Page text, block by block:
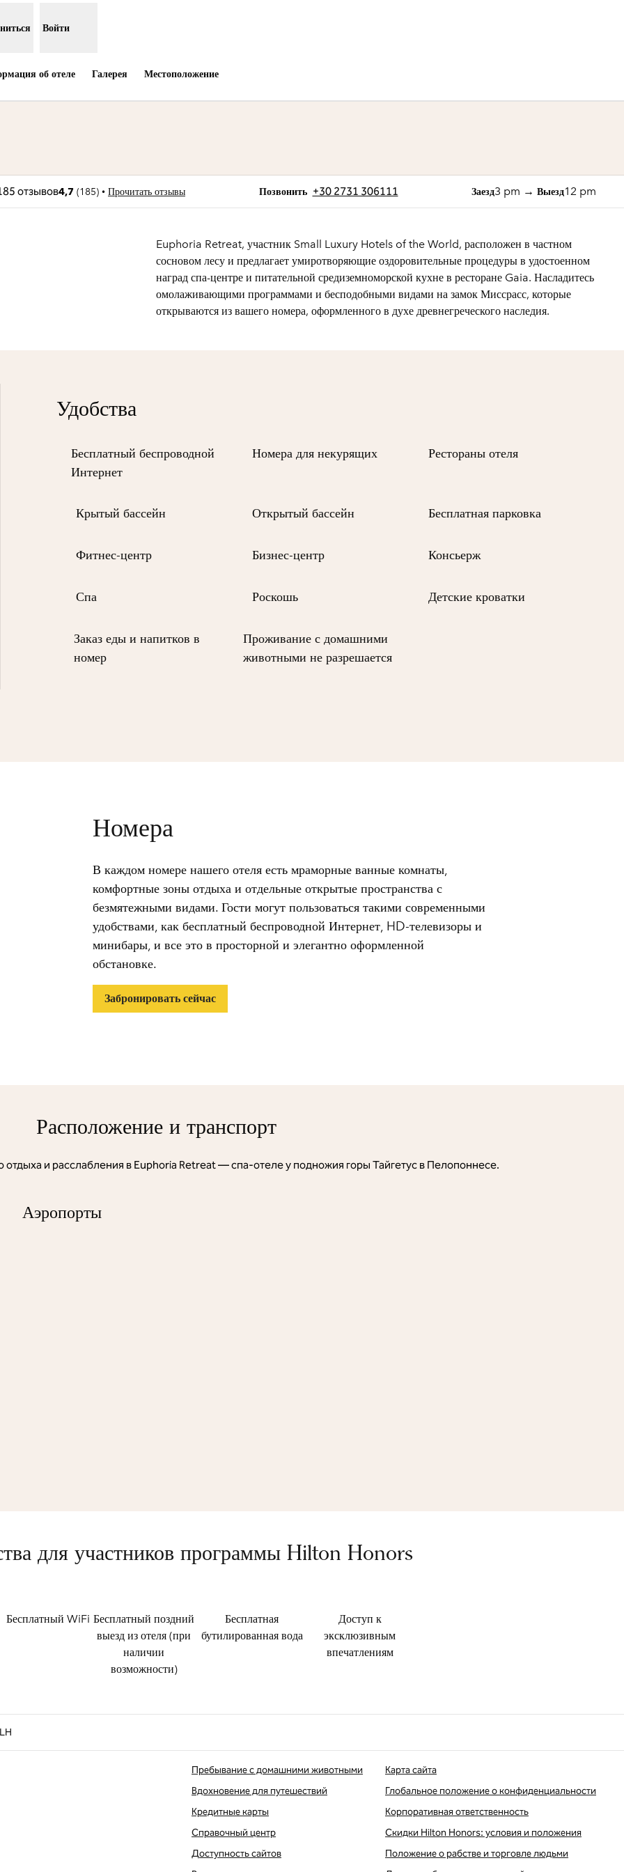
Войти
об отеле Галерея Местоположение
4,7 (185) • Прочитать отзывы Позвонить
Звонок +30 2731 306111 Заезд3 pm → Выезд12 pm
Euphoria Retreat, участник Small Luxury Hotels of the World, расположен в частном
сосновом лесу и предлагает умиротворяющие оздоровительные процедуры в удостоенном
наград спа-центре и питательной средиземноморской кухне в ресторане Gaia. Насладитесь
омолаживающими программами и бесподобными видами на замок Миссрасс, которые
открываются из вашего номера, оформленного в духе древнегреческого наследия.
Удобства
Бесплатный беспроводной
Интернет
Номера для некурящих Рестораны отеля
Крытый бассейн Открытый бассейн Бесплатная парковка
Фитнес-центр Бизнес-центр Консьерж
Спа Роскошь Детские кроватки
Заказ еды и напитков в
номер
Проживание с домашними
животными не разрешается
Номера
В каждом номере нашего отеля есть мраморные ванные комнаты,
комфортные зоны отдыха и отдельные открытые пространства с
безмятежными видами. Гости могут пользоваться такими современными
удобствами, как бесплатный беспроводной Интернет, HD-телевизоры и
минибары, и все это в просторной и элегантно оформленной
обстановке.
Забронировать сейчас
Расположение и транспорт
и расслабления в Euphoria Retreat — спа-отеле у подножия горы Тайгетус в Пелопоннесе.
Аэропорты
для участников программы Hilton Honors
Бесплатный WiFi Бесплатный поздний
выезд из отеля (при
наличии
возможности)
Бесплатная
бутилированная вода
Доступ к
эксклюзивным
впечатлениям
Пребывание с домашними животными
Вдохновение для путешествий
Кредитные карты
Справочный центр
Доступность сайтов
Карта сайта
Глобальное положение о конфиденциальности
Корпоративная ответственность
Скидки Hilton Honors: условия и положения
Положение о рабстве и торговле людьми